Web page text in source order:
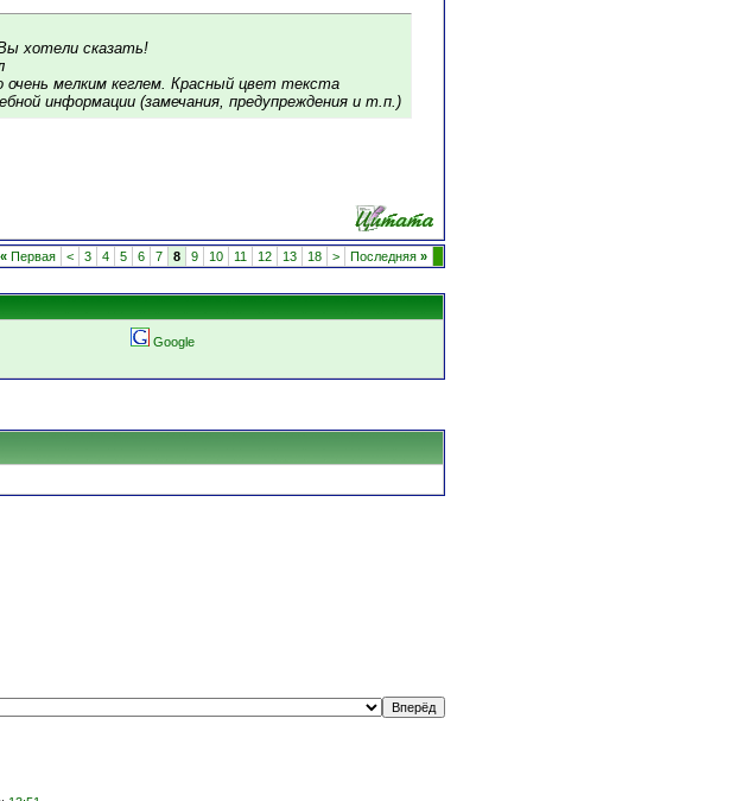
хотели сказать!
мелким кеглем. Красный цвет текста
информации (замечания, предупреждения и т.п.)
« Первая < 3 4 5 6 7 8 9 10 11 12 13 18 > Последняя »
Google